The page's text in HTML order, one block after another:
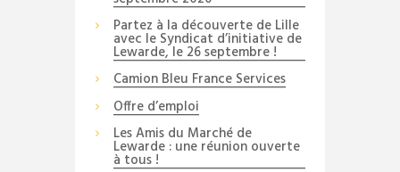
Partez à la découverte de Lille
avec le Syndicat d’initiative de
Lewarde, le 26 septembre !
Camion Bleu France Services
Offre d’emploi
Les Amis du Marché de
Lewarde : une réunion ouverte
à tous !